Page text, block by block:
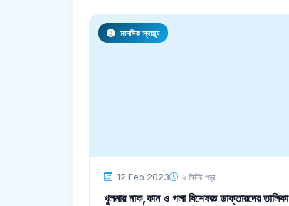
মানসিক স্বাস্থ্য
12 Feb 2023 ২ মিনিট পড়া
খুলনার নাক,কান ও গলা বিশেষজ্ঞ ডাক্তারদের তালিকা